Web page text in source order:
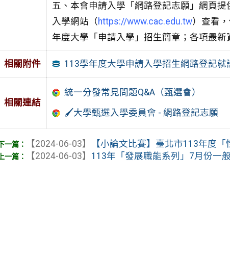
五、本會申請入學「網路登記志願」網頁
入學網站（ https://www.cac.edu.tw）查看
年度大學「申請入學」招生簡章；各項最
相關附件 113學年度大學申請入學招生網路登記就
相關連結
統一分發常見問題Q&A（甄選會）
🖌️大學甄選入學委員會 - 網路登記志願
【2024-06-03】
【小論文比賽】臺北市113年度
【2024-06-03】 113年「發展職能系列」7月份一